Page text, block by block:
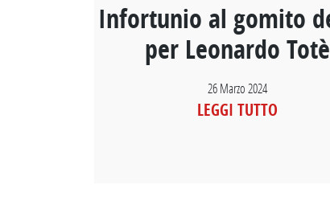
Infortunio al gomito
per Leonardo Totè
26 Marzo 2024
LEGGI TUTTO